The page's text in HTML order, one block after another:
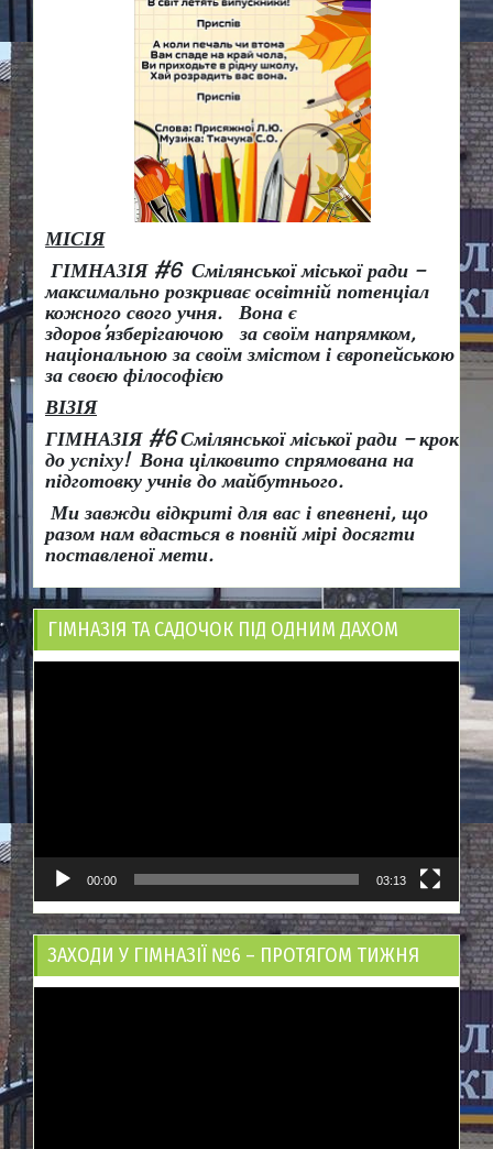
МІСІЯ
ГІМНАЗІЯ #6 Смілянської міської ради –
максимально розкриває освітній потенціал
кожного свого учня.
Вона є
здоров’язберігаючою за своїм напрямком,
національною за своїм змістом і європейською
за своєю філософією
ВІЗІЯ
ГІМНАЗІЯ #6 Смілянської міської ради – крок
до успіху! Вона цілковито спрямована на
підготовку учнів до майбутнього.
Ми завжди відкриті для вас і впевнені, що
разом нам вдасться в повній мірі досягти
поставленої мети.
ГІМНАЗІЯ ТА САДОЧОК ПІД ОДНИМ ДАХОМ
00:00 03:13
ЗАХОДИ У ГІМНАЗІЇ №6 – ПРОТЯГОМ ТИЖНЯ